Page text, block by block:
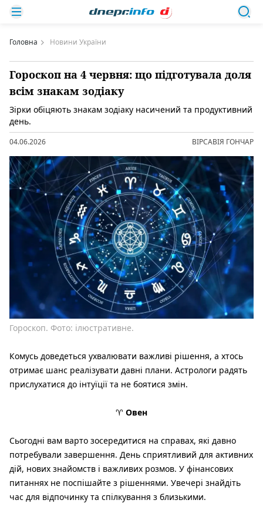
Головна Новини України
Гороскоп на 4 червня: що підготувала доля
всім знакам зодіаку
Зірки обіцяють знакам зодіаку насичений та продуктивний
день.
04.06.2026 ВІРСАВІЯ ГОНЧАР
Гороскоп. Фото: ілюстративне.
Комусь доведеться ухвалювати важливі рішення, а хтось
отримає шанс реалізувати давні плани. Астрологи радять
прислухатися до інтуїції та не боятися змін.
♈ Овен
Сьогодні вам варто зосередитися на справах, які давно
потребували завершення. День сприятливий для активних
дій, нових знайомств і важливих розмов. У фінансових
питаннях не поспішайте з рішеннями. Увечері знайдіть
час для відпочинку та спілкування з близькими.